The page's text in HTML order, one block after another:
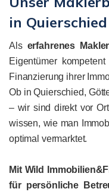
in Quierschied
Als erfahrenes
Eigentümer
Finanzierung ihrer
Ob in Quierschied,
– wir sind direkt vor
wissen, wie man
optimal vermarktet.
Mit Wild
für persönliche